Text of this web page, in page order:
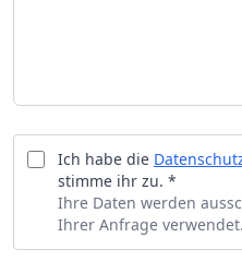
Ich habe die
stimme ihr zu. *
Ihre Daten werden
Ihrer Anfrage verwendet.